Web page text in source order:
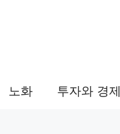
노화 투자와 경제